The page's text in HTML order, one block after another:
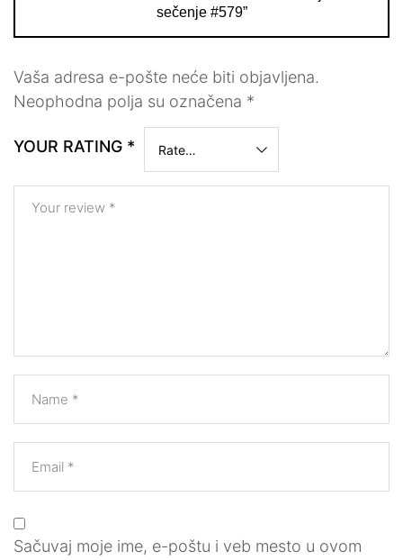
sečenje #579”
Vaša adresa e-pošte neće biti objavljena.
Neophodna polja su označena *
YOUR RATING *
Your review *
Name *
Email *
Sačuvaj moje ime, e-poštu i veb mesto u ovom